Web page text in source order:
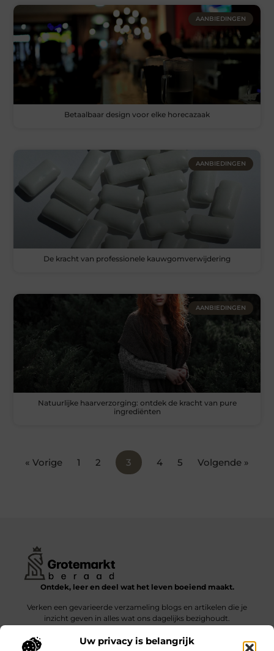
Uw privacy is belangrijk
AANBIEDINGEN
Betaalbaar design voor elke horecazaak
AANBIEDINGEN
De kracht van professionele kauwgomverwijdering
AANBIEDINGEN
Natuurlijke haarverzorging: ontdek de kracht van pure
ingrediënten
« Vorige 1 2 3 4 5 Volgende »
Ontdek, leer en deel wat het leven boeiend maakt.
Verken een gevarieerde verzameling blogs en artikelen die je
inzicht geven in alles wat ons dagelijks bezighoudt.